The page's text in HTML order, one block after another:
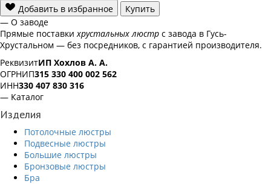
Добавить в избранное
Купить
— О заводе
Прямые поставки хрустальных люстр с завода в Гусь-
Хрустальном — без посредников, с гарантией производителя.
РеквизитИП Хохлов А. А.
ОГРНИП315 330 400 002 562
ИНН330 407 830 316
— Каталог
Изделия
Потолочные люстры
Подвесные люстры
Большие люстры
Бронзовые люстры
Бра